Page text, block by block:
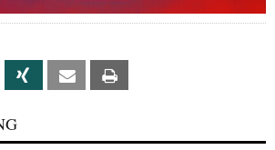
Linkedin Xing Email